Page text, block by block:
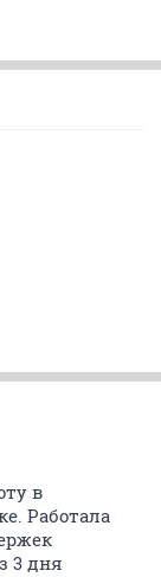
в
Работала
3 дня